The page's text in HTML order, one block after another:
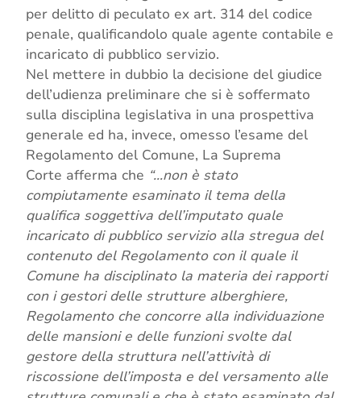
per delitto di peculato ex art. 314 del codice
penale, qualificandolo quale agente contabile e
incaricato di pubblico servizio.
Nel mettere in dubbio la decisione del giudice
dell’udienza preliminare che si è soffermato
sulla disciplina legislativa in una prospettiva
generale ed ha, invece, omesso l’esame del
Regolamento del Comune, La Suprema
Corte afferma che “…non è stato
compiutamente esaminato il tema della
qualifica soggettiva dell’imputato quale
incaricato di pubblico servizio alla stregua del
contenuto del Regolamento con il quale il
Comune ha disciplinato la materia dei rapporti
con i gestori delle strutture alberghiere,
Regolamento che concorre alla individuazione
delle mansioni e delle funzioni svolte dal
gestore della struttura nell’attività di
riscossione dell’imposta e del versamento alle